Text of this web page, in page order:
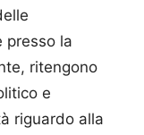
presso la
ritengono
e
riguardo alla